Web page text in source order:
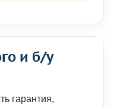
и б/у
гарантия,